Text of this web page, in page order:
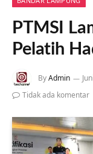
PTMSI
Pelatih
ByAdmin
Tidak ada komentar